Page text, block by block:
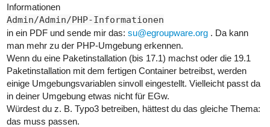
Informationen
Admin/Admin/PHP-Informationen
in ein PDF und sende mir das: su@egroupware.org . Da kann
man mehr zu der PHP-Umgebung erkennen.
Wenn du eine Paketinstallation (bis 17.1) machst oder die 19.1
Paketinstallation mit dem fertigen Container betreibst, werden
einige Umgebungsvariablen sinvoll eingestellt. Vielleicht passt da
in deiner Umgebung etwas nicht für EGw.
Würdest du z. B. Typo3 betreiben, hättest du das gleiche Thema:
das muss passen.